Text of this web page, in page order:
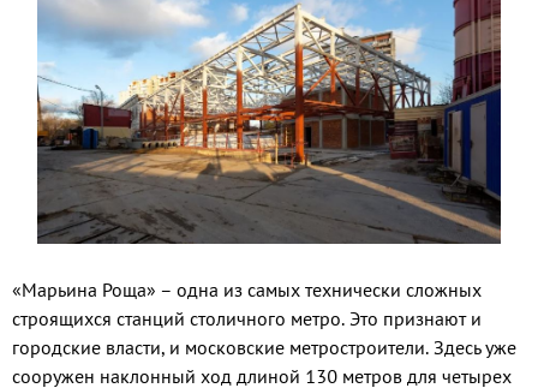
«Марьина Роща» – одна из самых тех­нически сложных
строящихся станций столичного метро. Это признают и
город­ские власти, и московские метрострои­тели. Здесь уже
сооружен наклонный ход длиной 130 метров для четырех